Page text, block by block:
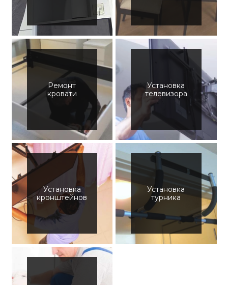
Ремонт
кровати
Установка
телевизора
Установка
кронштейнов
Установка
турника